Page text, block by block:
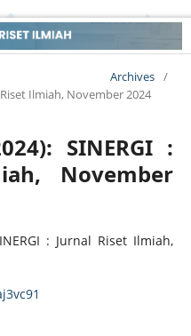
Archives /
Riset Ilmiah, November 2024
SINERGI :
November